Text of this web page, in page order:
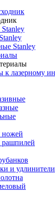
Stanley
к лазерному
ножей
рашпилей
и удлинители